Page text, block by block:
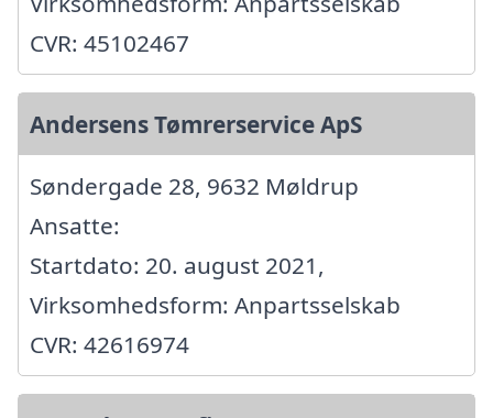
CVR: 45102467
Andersens Tømrerservice ApS
Søndergade 28, 9632 Møldrup
Ansatte:
Startdato: 20. august 2021,
Virksomhedsform: Anpartsselskab
CVR: 42616974